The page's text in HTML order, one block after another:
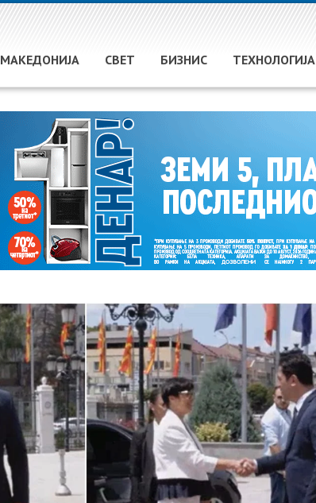
МАКЕДОНИЈА СВЕТ БИЗНИС ТЕХНОЛОГИЈА